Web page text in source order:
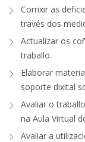
Corrixir as
través dos
Actualizar os
traballo.
Elaborar
soporte dixital
Avaliar o
na Aula Virtual
Avaliar a